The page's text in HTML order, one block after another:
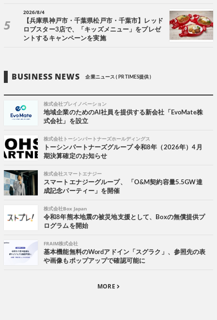
2026/8/4
【兵庫県神戸市・千葉県松戸市・千葉市】レッド
ロブスター3店で、「キッズメニュー」をプレゼ
ントするキャンペーンを実施
BUSINESS NEWS 企業ニュース ( PR TIMES提供 )
株式会社プレイノベーション
地域企業のためのAI社員を提供する新会社「EvoMate株
式会社」を設立
株式会社トーシンパートナーズホールディングス
トーシンパートナーズグループ 令和8年（2026年）4月
期決算確定のお知らせ
株式会社スマートエナジー
スマートエナジーグループ、 「O&M契約容量5.5GW達
成記念パーティー」を開催
株式会社Box Japan
令和8年熊本地震の被災地支援として、Boxの無償提供プ
ログラムを開始
FRAIM株式会社
基本機能無料のWordアドイン「スグラク」、参照先の表
や画像もポップアップで確認可能に
MORE